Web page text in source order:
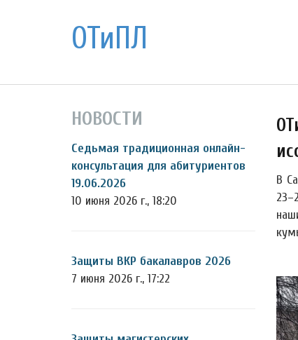
ОТиПЛ
НОВОСТИ
Седьмая традиционная онлайн-
консультация для абитуриентов
19.06.2026
10 июня 2026 г., 18:20
Защиты ВКР бакалавров 2026
7 июня 2026 г., 17:22
В